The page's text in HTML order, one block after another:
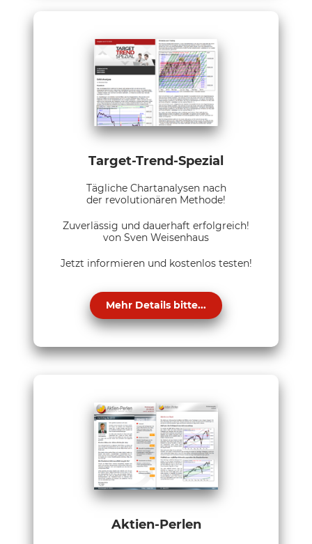
Target-Trend-Spezial
Tägliche Chartanalysen nach
der revolutionären Methode!
Zuverlässig und dauerhaft erfolgreich!
von Sven Weisenhaus
Jetzt informieren und kostenlos testen!
Mehr Details bitte...
Aktien-Perlen